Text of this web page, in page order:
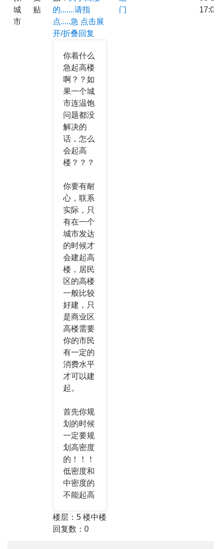
城
市
贴
的.......请指
点.....急 点击展
开/折叠回复
你着什么
急起高楼
啊？？如
果一个城
市连温饱
问题都没
解决的
话，怎么
会起高
楼？？？
你要有耐
心，联系
实际，只
有在一个
城市发达
的时候才
会建起高
楼，居民
区的高楼
一般比较
好建，只
是商业区
高楼需要
你的市民
有一定的
消费水平
才可以建
起。
首先你规
划的时候
一定要规
划高密度
的！！！
低密度和
中密度的
不能起高
楼层：5 楼中楼
回复数：0
门
17:00